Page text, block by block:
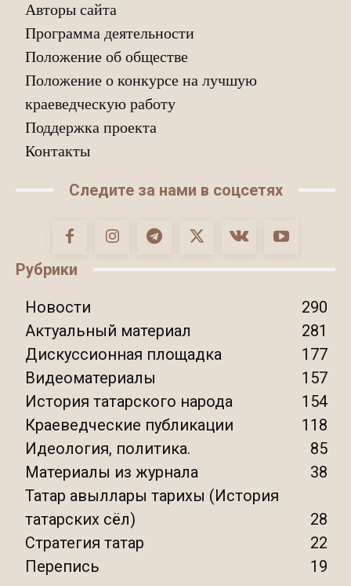
Авторы сайта
Программа деятельности
Положение об обществе
Положение о конкурсе на лучшую
краеведческую работу
Поддержка проекта
Контакты
Следите за нами в соцсетях
Рубрики
Новости
290
Актуальный материал
281
Дискуссионная площадка
177
Видеоматериалы
157
История татарского народа
154
Краеведческие публикации
118
Идеология, политика.
85
Материалы из журнала
38
Татар авыллары тарихы (История
татарских сёл)
28
Стратегия татар
22
Перепись
19